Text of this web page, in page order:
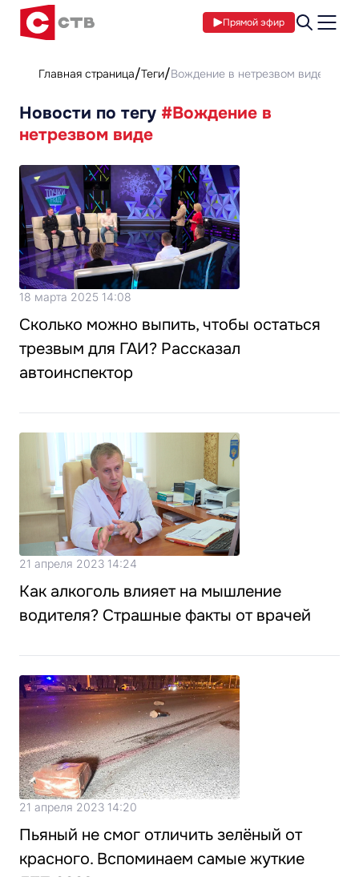
Прямой эфир
Главная страница Теги Вождение в нетрезвом виде
Новости по тегу #Вождение в
нетрезвом виде
18 марта 2025 14:08
Сколько можно выпить, чтобы остаться
трезвым для ГАИ? Рассказал
автоинспектор
21 апреля 2023 14:24
Как алкоголь влияет на мышление
водителя? Страшные факты от врачей
21 апреля 2023 14:20
Пьяный не смог отличить зелёный от
красного. Вспоминаем самые жуткие